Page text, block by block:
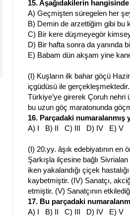
15. Aşağıdakilerin hangisinde
A) Geçmişten süregelen her
B) Demin de arzettiğim gibi bu
C) Bir kere düşmeyegör
D) Bir hafta sonra da yanında
E) Babam dün akşam yine
(I) Kuşların ilk bahar göçü
içgüdüsü ile
Türkiye’ye girerek Çoruh nehri
bu uzun göç maratonunda
16. Parçadaki numaralanmış
A) I B) II C) III D) IV E) V
(I) 20.yy. âşık edebiyatının en
Şarkışla ilçesine bağlı
iken yakalandığı çiçek
kaybetmiştir. (IV) Sanatçı,
etmiştir. (V) Sanatçının
17. Bu parçadaki
A) I B) II C) III D) IV E) V